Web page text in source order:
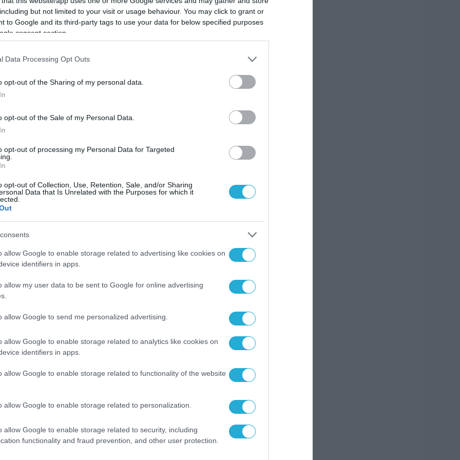
but not limited to your visit or usage behaviour. You may click to grant or
to Google and its third-party tags to use your data for below specified purposes
consent section.
Data Processing Opt Outs
opt-out of the Sharing of my personal data.
opt-out of the Sale of my Personal Data.
opt-out of processing my Personal Data for Targeted
opt-out of Collection, Use, Retention, Sale, and/or Sharing
Data that Is Unrelated with the Purposes for which it
allow Google to enable storage related to advertising like cookies on
identifiers in apps.
allow my user data to be sent to Google for online advertising
allow Google to send me personalized advertising.
allow Google to enable storage related to analytics like cookies on
identifiers in apps.
allow Google to enable storage related to functionality of the website
allow Google to enable storage related to personalization.
allow Google to enable storage related to security, including
functionality and fraud prevention, and other user protection.
GAMING
Acer: Περισσότερες επιλογές για
φορητό gaming, με τα νέα Nitro
Blaze 8 και Nitro Blaze 11
ΥΛΙΚΟ-ΣΥΣΚΕΥΕΣ
Η Acer φέρνει την ταχύτητα και την
ευκολία του mobile broadband σε
σπίτια και μικρές επιχειρήσεις με
το νέο router 5G CPE
06.02.2024